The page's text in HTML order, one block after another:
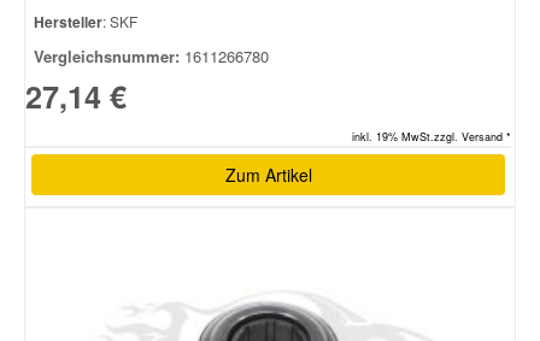
Hersteller: SKF
Vergleichsnummer: 1611266780
27,14 €
inkl. 19% MwSt.zzgl. Versand *
Zum Artikel